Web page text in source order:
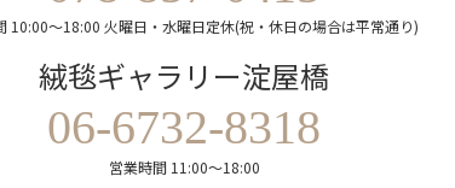
10:00～18:00 火曜日・水曜日定休(祝・休日の場合は平常通り)
絨毯ギャラリー淀屋橋
06-6732-8318
営業時間 11:00～18:00